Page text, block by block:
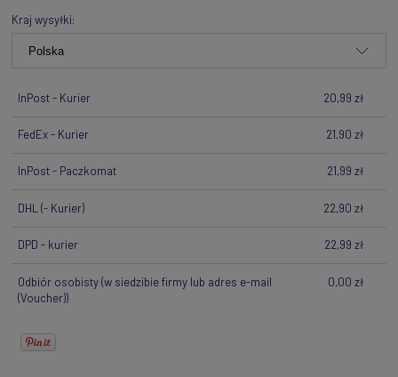
Kraj wysyłki:
InPost - Kurier 20,99 zł
FedEx - Kurier 21,90 zł
InPost - Paczkomat 21,99 zł
DHL (- Kurier) 22,90 zł
DPD - kurier 22,99 zł
Odbiór osobisty(w siedzibie firmy lub adres e-mail
(Voucher))
0,00 zł